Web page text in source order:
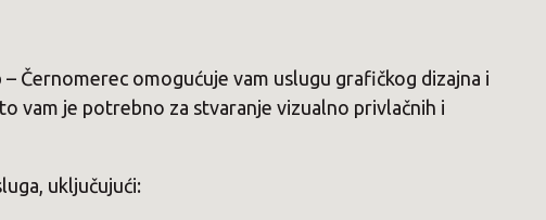
Černomerec omogućuje vam uslugu grafičkog dizajna i
vam je potrebno za stvaranje vizualno privlačnih i
uključujući: